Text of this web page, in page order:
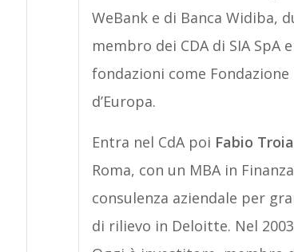
WeBank e di Banca Widiba,
membro dei CDA di SIA SpA
fondazioni come
d’Europa.
Entra nel CdA poi Fabio
Roma, con un MBA in
consulenza aziendale per
di rilievo in Deloitte. Nel